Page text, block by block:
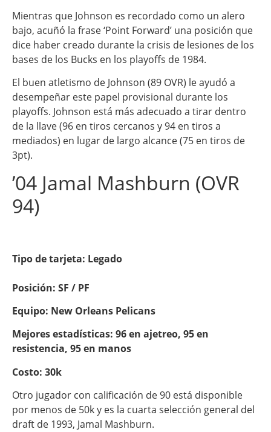
Mientras que Johnson es recordado como un alero
bajo, acuñó la frase ‘Point Forward’ una posición que
dice haber creado durante la crisis de lesiones de los
bases de los Bucks en los playoffs de 1984.
El buen atletismo de Johnson (89 OVR) le ayudó a
desempeñar este papel provisional durante los
playoffs. Johnson está más adecuado a tirar dentro
de la llave (96 en tiros cercanos y 94 en tiros a
mediados) en lugar de largo alcance (75 en tiros de
3pt).
’04 Jamal Mashburn (OVR
94)
Tipo de tarjeta: Legado
Posición: SF / PF
Equipo: New Orleans Pelicans
Mejores estadísticas: 96 en ajetreo, 95 en
resistencia, 95 en manos
Costo: 30k
Otro jugador con calificación de 90 está disponible
por menos de 50k y es la cuarta selección general del
draft de 1993, Jamal Mashburn.